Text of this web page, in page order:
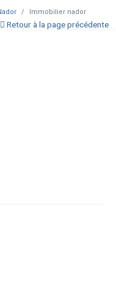
Immobilier nador
Retour à la page précédente